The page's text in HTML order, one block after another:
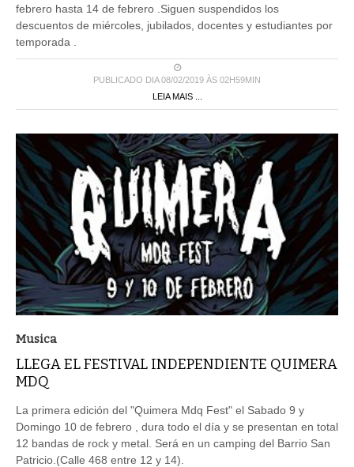
febrero hasta 14 de febrero .Siguen suspendidos los
descuentos de miércoles, jubilados, docentes y estudiantes por
temporada .
PUBLICADO DIA 08/02/2019 ÀS 02H59MIN
LEIA MAIS ...
Musica
LLEGA EL FESTIVAL INDEPENDIENTE QUIMERA
MDQ
La primera edición del "Quimera Mdq Fest" el Sabado 9 y
Domingo 10 de febrero , dura todo el día y se presentan en total
12 bandas de rock y metal. Será en un camping del Barrio San
Patricio.(Calle 468 entre 12 y 14).